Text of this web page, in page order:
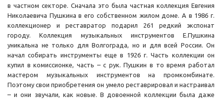
в частном секторе. Сначала это была частная коллекция Евгения
Николаевича Пушкина в его собственном жилом доме. А в 1986 г.
коллекционер и реставратор подарил 261 редкий экспонат
городу. Коллекция музыкальных инструментов Е.Пушкина
уникальна не только для Волгограда, но и для всей России. Он
начал собирать инструменты еще в 1926 г. Часть коллекции он
купил в комиссионке, часть – с рук. Пушкин в то время работал
мастером музыкальных инструментов на промкомбинате.
Поэтому свои приобретения он умело реставрировал и настраивал
– и они звучали, как новые. В довоенной коллекции была даже